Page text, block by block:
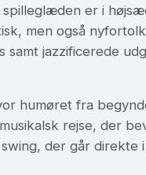
spilleglæden er i
men også
jazzificerede
humøret fra
rejse, der
der går direkte